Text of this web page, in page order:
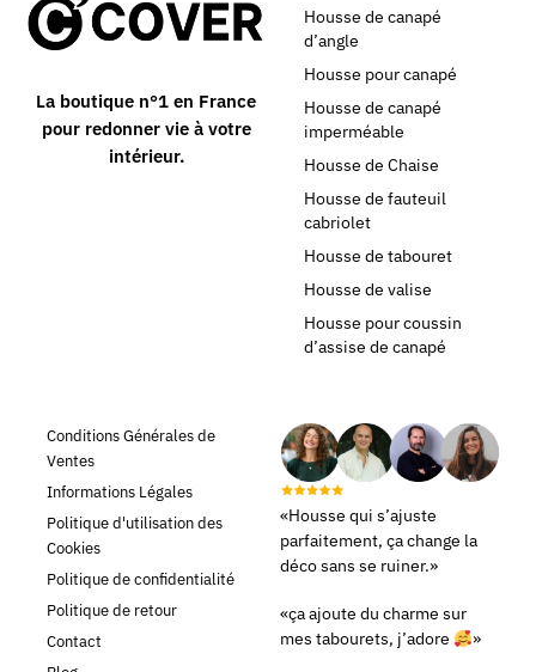
La boutique n°1 en France
pour redonner vie à votre
intérieur.
Housse de canapé
d’angle
Housse pour canapé
Housse de canapé
imperméable
Housse de Chaise
Housse de fauteuil
cabriolet
Housse de tabouret
Housse de valise
Housse pour coussin
d’assise de canapé
Conditions Générales de
Ventes
Informations Légales
Politique d'utilisation des
Cookies
Politique de confidentialité
Politique de retour
Contact
«Housse qui s’ajuste
parfaitement, ça change la
déco sans se ruiner.»
«ça ajoute du charme sur
mes tabourets, j’adore
»